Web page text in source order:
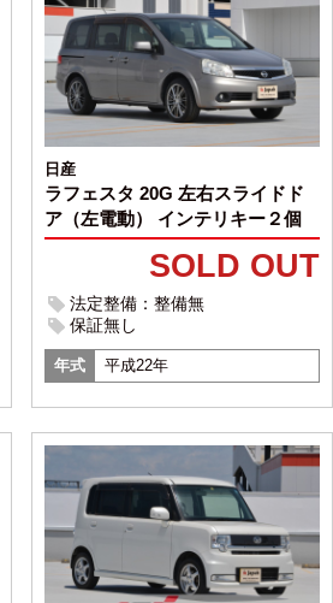
日産
ラフェスタ 20G 左右スライドド
ア（左電動） インテリキー２個
SOLD OUT
法定整備：整備無
保証無し
年式 平成22年